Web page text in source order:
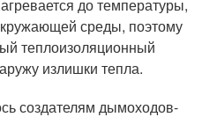
до температуры,
среды, поэтому
теплоизоляционный
излишки тепла.
создателям дымоходов-